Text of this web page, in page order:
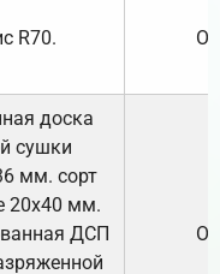
R70.
доска
сушки
мм. сорт
20х40 мм.
ДСП